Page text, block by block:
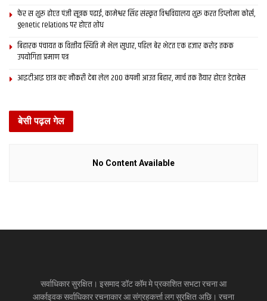
फेर स शुरू होएत पंजी सूत्रक पढाई, कामेश्वर सिंह संस्कृत विश्वविद्यालय शुरू करत डिप्लोमा कोर्स,
genetic relations पर होएत शोध
बिहारक पंचायत क वित्‍तीय स्थिति मे भेल सुधार, पहिल बेर भेटत एक हजार करोड़ तकक
उपयोगिता प्रमाण पत्र
आइटीआइ छात्र कए नौकरी देबा लेल 200 कंपनी आउत बिहार, मार्च तक तैयार होएत डेटाबेस
बेसी पढ़ल गेल
No Content Available
सर्वाधिकार सुरक्षित। इसमाद डॉट कॉम मे प्रकाशित सभटा रचना आ
आर्काइवक सर्वाधिकार रचनाकार आ संग्रहकर्त्ता लग सुरक्षित अछि। रचना